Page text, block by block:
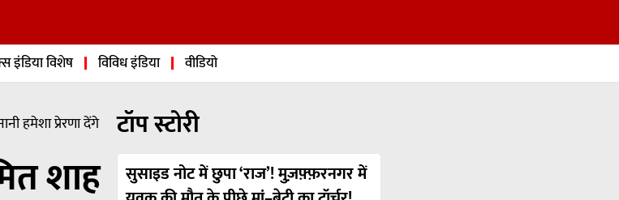
इंडिया विशेष विविध इंडिया वीडियो
हमेशा प्रेरणा देंगे
शाह
टॉप स्टोरी
सुसाइड नोट में छुपा ‘राज’! मुज़फ़्फ़रनगर में